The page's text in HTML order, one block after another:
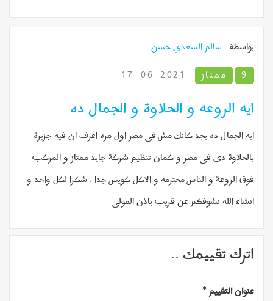
بواسطة :سالم السعدي حسن
9
ممتاز 2021-06-17
ايه الروعه و الحلاوة و الجمال ده
ايه الجمال ده بجد كانك مش فى مصر اول مره اعرف ان فيه جزيرة
بالحلاوة دى فى مصر و كمان تنظيم شركة جايد ممتاز و المركب
فوق الروعة و الناس محترمه و الاكل كويس جدا . شكرا لكل واحد و
انشاء الله نشوفكم عن قريب باذن المولى
اترك تقييمك ..
عنوان التقييم*